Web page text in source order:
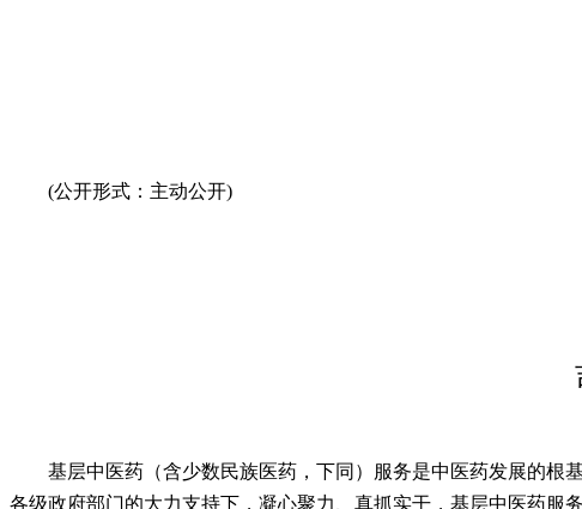
(公开形式：主动公开)
基层中医药（含少数民族医药，下同）服务是中医药发展的根
各级政府部门的大力支持下，凝心聚力、真抓实干，基层中医药服